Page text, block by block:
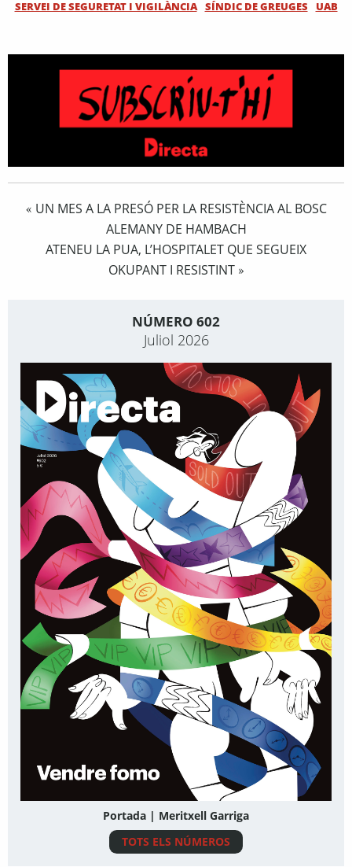
SERVEI DE SEGURETAT I VIGILÀNCIA SÍNDIC DE GREUGES UAB
« UN MES A LA PRESÓ PER LA RESISTÈNCIA AL BOSC
ALEMANY DE HAMBACH
ATENEU LA PUA, L’HOSPITALET QUE SEGUEIX
OKUPANT I RESISTINT»
NÚMERO 602
Juliol 2026
Portada | Meritxell Garriga
TOTS ELS NÚMEROS